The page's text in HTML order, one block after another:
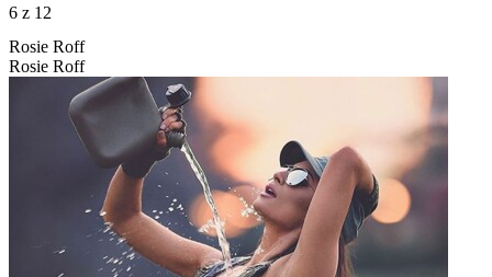
6 z 12
Rosie Roff
Rosie Roff